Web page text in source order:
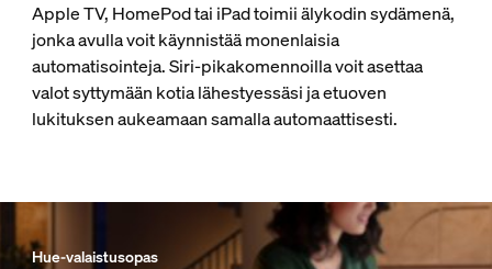
Apple TV, HomePod tai iPad toimii älykodin sydämenä,
jonka avulla voit käynnistää monenlaisia
automatisointeja. Siri-pikakomennoilla voit asettaa
valot syttymään kotia lähestyessäsi ja etuoven
lukituksen aukeamaan samalla automaattisesti.
Hue-valaistusopas